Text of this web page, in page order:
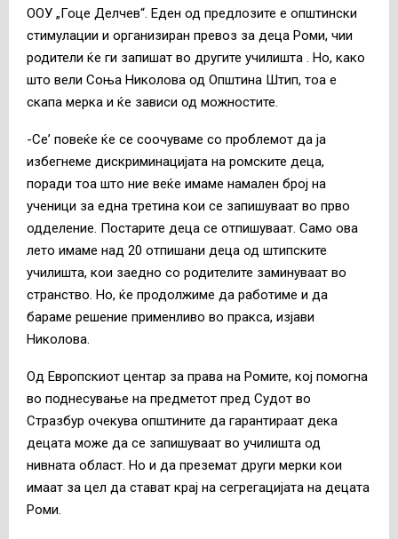
ООУ „Гоце Делчев“. Еден од предлозите е општински
стимулации и организиран превоз за деца Роми, чии
родители ќе ги запишат во другите училишта . Но, како
што вели Соња Николова од Општина Штип, тоа е
скапа мерка и ќе зависи од можностите.
-Се’ повеќе ќе се соочуваме со проблемот да ја
избегнеме дискриминацијата на ромските деца,
поради тоа што ние веќе имаме намален број на
ученици за една третина кои се запишуваат во прво
одделение. Постарите деца се отпишуваат. Само ова
лето имаме над 20 отпишани деца од штипските
училишта, кои заедно со родителите заминуваат во
странство. Но, ќе продолжиме да работиме и да
бараме решение применливо во пракса, изјави
Николова.
Од Европскиот центар за права на Ромите, кој помогна
во поднесување на предметот пред Судот во
Стразбур очекува општините да гарантираат дека
децата може да се запишуваат во училишта од
нивната област. Но и да преземат други мерки кои
имаат за цел да стават крај на сегрегацијата на децата
Роми.